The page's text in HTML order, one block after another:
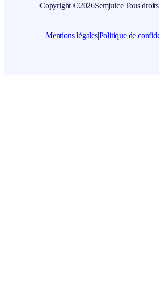
Copyright ©2026Semjuice|Tous
Mentions légales|Politique de